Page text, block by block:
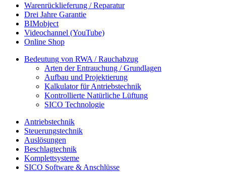
Warenrücklieferung / Reparatur
Drei Jahre Garantie
BIMobject
Videochannel (YouTube)
Online Shop
Bedeutung von RWA / Rauchabzug
Arten der Entrauchung / Grundlagen
Aufbau und Projektierung
Kalkulator für Antriebstechnik
Kontrollierte Natürliche Lüftung
SICO Technologie
Antriebstechnik
Steuerungstechnik
Auslösungen
Beschlagtechnik
Komplettsysteme
SICO Software & Anschlüsse